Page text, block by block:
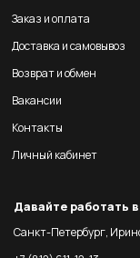
Заказ и оплата
Доставка и самовывоз
Возврат и обмен
Вакансии
Контакты
Личный кабинет
Давайте работать
Санкт-Петербург,